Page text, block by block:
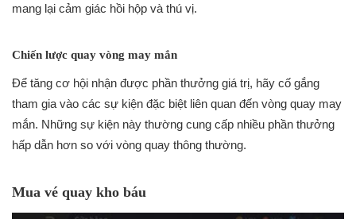
mang lại cảm giác hồi hộp và thú vị.
Chiến lược quay vòng may mắn
Để tăng cơ hội nhận được phần thưởng giá trị, hãy cố gắng
tham gia vào các sự kiện đặc biệt liên quan đến vòng quay may
mắn. Những sự kiện này thường cung cấp nhiều phần thưởng
hấp dẫn hơn so với vòng quay thông thường.
Mua vé quay kho báu